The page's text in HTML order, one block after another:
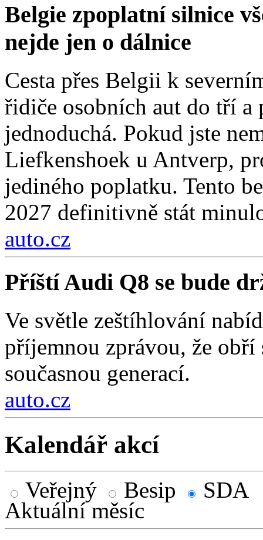
Belgie zpoplatní silnice
nejde jen o dálnice
Cesta přes Belgii k
řidiče osobních aut do tří
jednoduchá. Pokud jste
Liefkenshoek u Antverp,
jediného poplatku. Tento
2027 definitivně stát
auto.cz
Příští Audi Q8 se bude
Ve světle zeštíhlování
příjemnou zprávou, že
současnou generací.
auto.cz
Kalendář akcí
Veřejný Besip
SDA
Aktuální měsíc